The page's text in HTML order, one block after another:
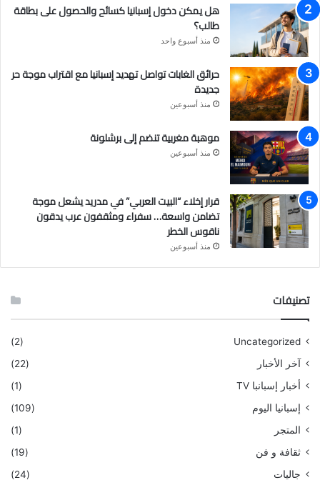
هل يمكن دخول إسبانيا كسائح والحصول على بطاقة
طالب؟
منذ أسبوع واحد
حرائق الغابات تواصل تهديد إسبانيا مع اقتراب موجة حر
جديدة
منذ أسبوعين
موهبة مغربية تنضم إلى برشلونة
منذ أسبوعين
قرار إخلاء “البيت العربي” في مدريد يشعل موجة
تضامن واسعة… سفراء ومثقفون عرب يدقون
ناقوس الخطر
منذ أسبوعين
تصنيفات
Uncategorized
(2)
آخر الأخبار
(22)
أخبار إسبانبا TV
(1)
إسبانيا اليوم
(109)
المتجر
(1)
ثقافة و فن
(19)
جاليات
(24)